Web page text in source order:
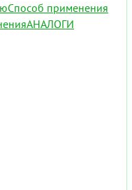
Способ применения
АНАЛОГИ